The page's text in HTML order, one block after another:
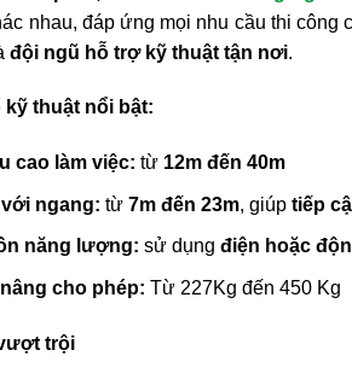
nhau, đáp ứng mọi nhu cầu thi công
đội ngũ hỗ trợ kỹ thuật tận nơi.
kỹ thuật nổi bật:
cao làm việc: từ 12m đến 40m
ngang: từ 7m đến 23m, giúp tiếp
năng lượng: sử dụng điện hoặc
cho phép: Từ 227Kg đến 450 Kg
trội